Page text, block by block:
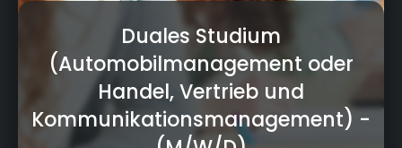
Duales Studium
(Automobilmanagement oder
Handel, Vertrieb und
Kommunikationsmanagement) -